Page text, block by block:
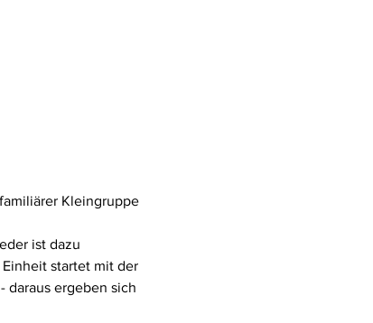
Kleingruppe
ist dazu
startet mit der
daraus ergeben sich